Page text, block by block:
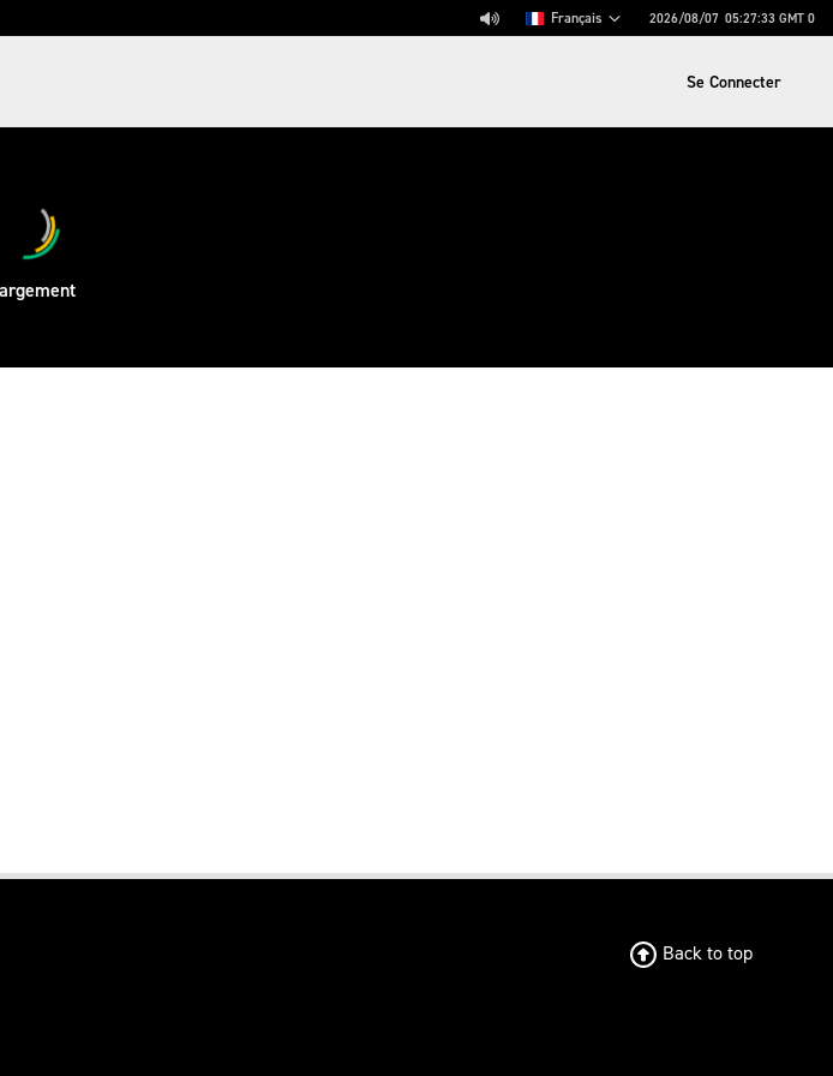
Français 2026/08/07 05:27:33 GMT 0
Se Connecter
Back to top